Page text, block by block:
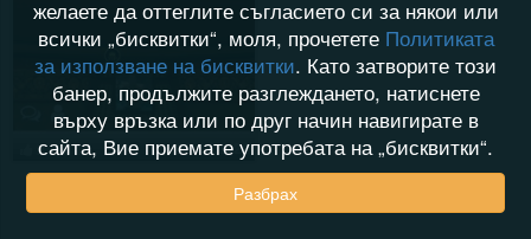
2 4 20.12.2024
желаете да оттеглите съгласието си за някои или
всички „бисквитки“, моля, прочетете Политиката
за използване на бисквитки. Като затворите този
банер, продължите разглеждането, натиснете
върху връзка или по друг начин навигирате в
сайта, Вие приемате употребата на „бисквитки“.
Разбрах